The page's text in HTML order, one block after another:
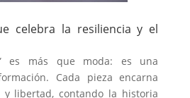
celebra la resiliencia y el
es más que moda: es una
Cada pieza encarna
y libertad, contando la historia